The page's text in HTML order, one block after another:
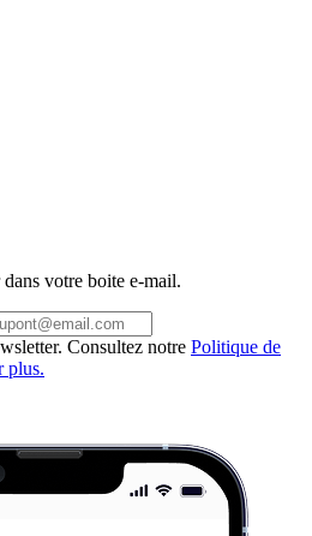
votre boite e-mail.
Consultez notre Politique de
plus.